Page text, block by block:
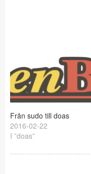
Från sudo till doas
2016-02-22
I ”doas”